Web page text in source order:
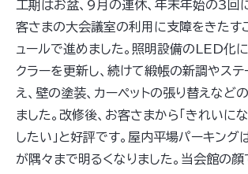
工期はお盆、9月の連休、年末年始の3回
客さまの大会議室の利用に支障をきたす
ュールで進めました。照明設備のLED化
クラーを更新し、続けて緞帳の新調やス
え、壁の塗装、カーペットの張り替えなど
ました。改修後、お客さまから「きれいにな
したい」と好評です。屋内平場パーキン
が隅々まで明るくなりました。当会館の